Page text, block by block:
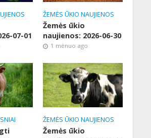
07-01
ŽEMĖS ŪKIO NAUJIENOS
Žemės ūkio
naujienos: 2026-06-30
1 mėnuo ago
ŽEMĖS ŪKIO NAUJIENOS
Žemės ūkio